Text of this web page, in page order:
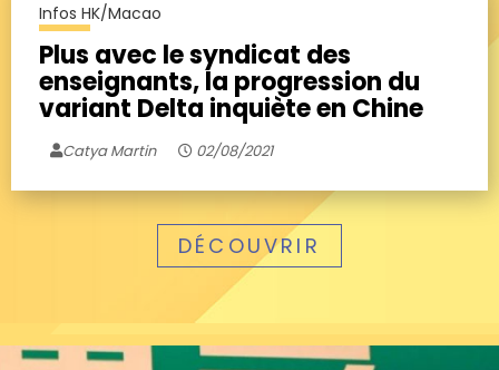
Infos HK/Macao
Plus avec le syndicat des
enseignants, la progression du
variant Delta inquiète en Chine
Catya Martin 02/08/2021
DÉCOUVRIR